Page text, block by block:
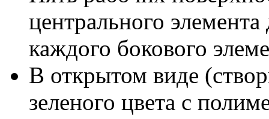
центрального
каждого бокового
В открытом виде
зеленого цвета с